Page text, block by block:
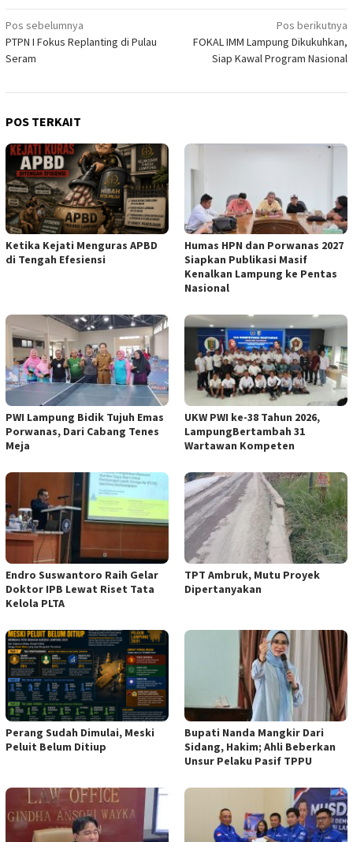
Navigasi
pos
Pos sebelumnya
PTPN I Fokus Replanting di Pulau
Seram
Pos berikutnya
FOKAL IMM Lampung Dikukuhkan,
Siap Kawal Program Nasional
POS TERKAIT
Ketika Kejati Menguras APBD
di Tengah Efesiensi
Humas HPN dan Porwanas 2027
Siapkan Publikasi Masif
Kenalkan Lampung ke Pentas
Nasional
PWI Lampung Bidik Tujuh Emas
Porwanas, Dari Cabang Tenes
Meja
UKW PWI ke-38 Tahun 2026,
LampungBertambah 31
Wartawan Kompeten
Endro Suswantoro Raih Gelar
Doktor IPB Lewat Riset Tata
Kelola PLTA
TPT Ambruk, Mutu Proyek
Dipertanyakan
Perang Sudah Dimulai, Meski
Peluit Belum Ditiup
Bupati Nanda Mangkir Dari
Sidang, Hakim; Ahli Beberkan
Unsur Pelaku Pasif TPPU